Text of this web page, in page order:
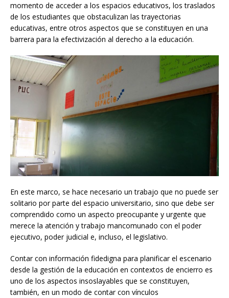
momento de acceder a los espacios educativos, los traslados
de los estudiantes que obstaculizan las trayectorias
educativas, entre otros aspectos que se constituyen en una
barrera para la efectivización al derecho a la educación.
En este marco, se hace necesario un trabajo que no puede ser
solitario por parte del espacio universitario, sino que debe ser
comprendido como un aspecto preocupante y urgente que
merece la atención y trabajo mancomunado con el poder
ejecutivo, poder judicial e, incluso, el legislativo.
Contar con información fidedigna para planificar el escenario
desde la gestión de la educación en contextos de encierro es
uno de los aspectos insoslayables que se constituyen,
también, en un modo de contar con vínculos